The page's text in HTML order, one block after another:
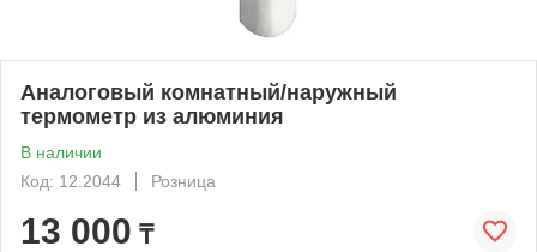
Аналоговый комнатный/наружный
термометр из алюминия
В наличии
Код: 12.2044
Розница
13 000 ₸